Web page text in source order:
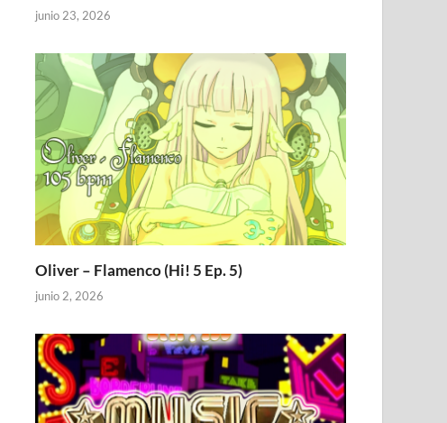
junio 23, 2026
Oliver – Flamenco (Hi! 5 Ep. 5)
junio 2, 2026